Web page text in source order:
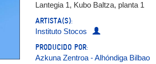
Lantegia 1, Kubo Baltza, planta 1
ARTISTA(S):
Instituto Stocos
PRODUCIDO POR:
Azkuna Zentroa - Alhóndiga Bilbao